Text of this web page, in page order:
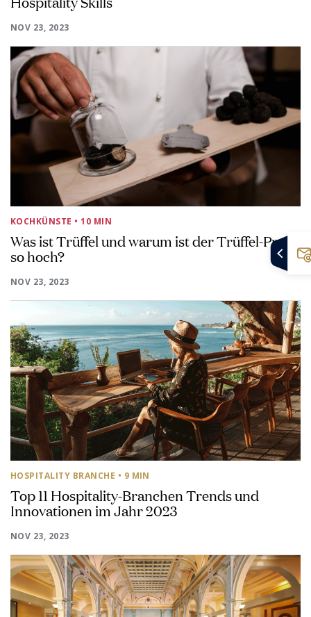
NOV 23, 2023
KOCHKÜNSTE • 10 MIN
Was ist Trüffel und warum ist der Trüffel-Preis
so hoch?
NOV 23, 2023
HOSPITALITY BRANCHE • 9 MIN
Top 11 Hospitality-Branchen Trends und
Innovationen im Jahr 2023
NOV 23, 2023